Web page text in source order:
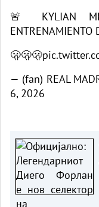
🚨 KYLIAN
ENTRENAMIENTO
🫢🫢🫢
— (fan) REAL
6, 2026